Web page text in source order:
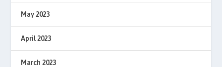
May 2023
April 2023
March 2023